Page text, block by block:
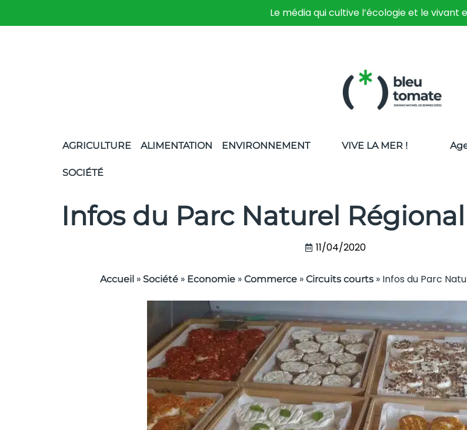
Le média qui cultive l’écologie et le vivant
AGRICULTURE ALIMENTATION ENVIRONNEMENT
SOCIÉTÉ
VIVE LA MER !
Infos du Parc Naturel
11/04/2020
Accueil » Société » Economie » Commerce » Circuits courts » Infos du Parc